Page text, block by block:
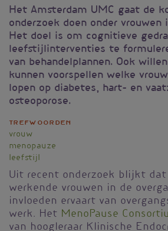
Het Amsterdam UMC gaat de
onderzoek doen onder vrouwen
Het doel is om cognitieve
leefstijlinterventies te
van behandelplannen. Ook
kunnen voorspellen welke
lopen op diabetes, hart- en
osteoporose.
Trefwoorden
vrouw
menopauze
leefstijl
Uit recent onderzoek blijkt dat
werkende vrouwen in de
invloeden ervaart van
werk. Het
MenoPause
van hoogleraar Klinische